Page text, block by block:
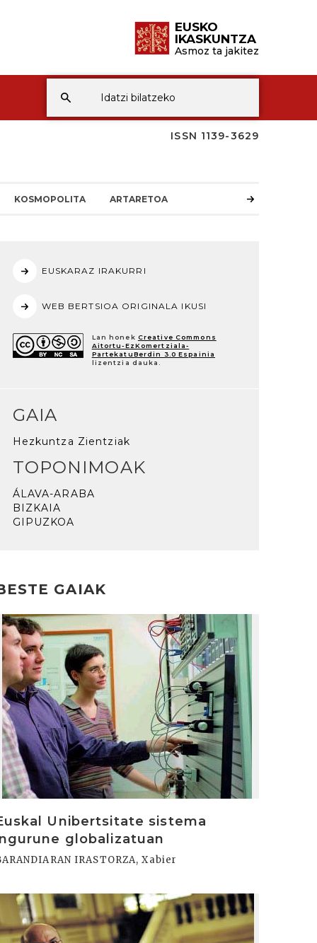
EUSKO
IKASKUNTZA
Asmoz ta jakitez
ISSN 1139-3629
KOSMOPOLITA ARTARETOA
EUSKARAZ IRAKURRI
WEB BERTSIOA ORIGINALA IKUSI
Lan honek Creative Commons
Aitortu-EzKomertziala-
PartekatuBerdin 3.0 Espainia
lizentzia dauka.
GAIA
Hezkuntza Zientziak
TOPONIMOAK
ÁLAVA-ARABA
BIZKAIA
GIPUZKOA
GAIAK
Unibertsitate sistema
globalizatuan
IRASTORZA, Xabier